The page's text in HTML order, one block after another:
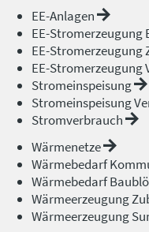
EE-Anlagen
EE-Stromerzeugung
EE-Stromerzeugung
EE-Stromerzeugung
Stromeinspeisung
Stromeinspeisung
Stromverbrauch
Wärmenetze
Wärmebedarf
Wärmebedarf
Wärmeerzeugung
Wärmeerzeugung